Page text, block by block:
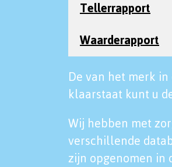
Tellerrapport
Waarderapport
De van het merk
klaarstaat kunt u
Wij hebben met
verschillende
zijn opgenomen in